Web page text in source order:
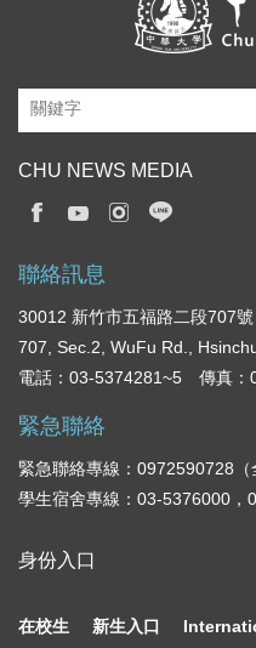
CHU NEWS MEDIA
聯絡訊息
30012 新竹市五福路二段707號
707, Sec.2, WuFu Rd.,
電話：03-5374281~5 傳真：
緊急聯絡
緊急聯絡專線：0972590728（
學生宿舍專線：03-5376000，
身份入口
在校生 新生入口